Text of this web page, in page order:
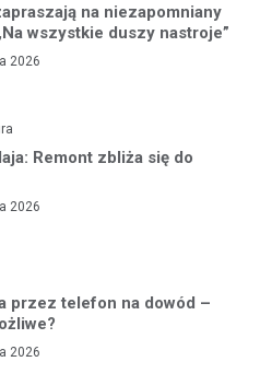
na niezapomniany
wszystkie duszy nastroje”
2026
Remont zbliża się do
2026
przez telefon na dowód –
2026